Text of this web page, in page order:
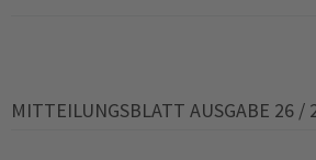
MITTEILUNGSBLATT AUSGABE 26 /